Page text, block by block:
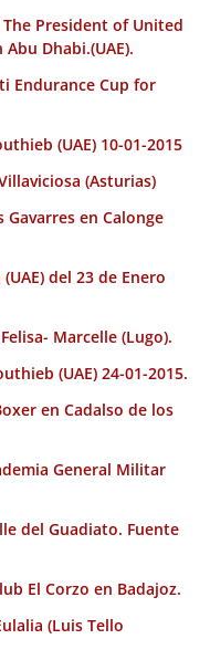
President of United
Dhabi.(UAE).
Endurance Cup for
(UAE) 10-01-2015
(Asturias)
Gavarres en Calonge
del 23 de Enero
Marcelle (Lugo).
(UAE) 24-01-2015.
en Cadalso de los
General Militar
del Guadiato. Fuente
El Corzo en Badajoz.
(Luis Tello